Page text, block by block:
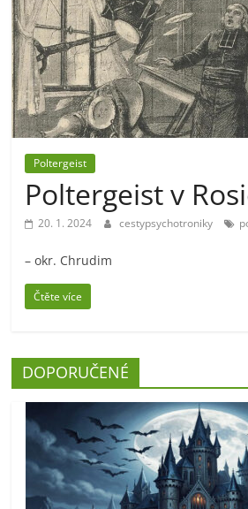
Poltergeist
Poltergeist v
20. 1. 2024 cestypsychotroniky
– okr. Chrudim
Čtěte více
DOPORUČENÉ